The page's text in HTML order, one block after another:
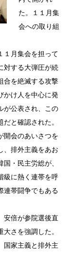
た。１１月集
会への取り組
１月集会を担って
対する大弾圧が続
合を絶滅する攻撃
かけ人を中心に発
が公表され、この
と確認された。
開会のあいさつを
、排外主義をあお
・民主労総が、
級に熱く連帯を呼
連帯闘争でもある
安倍が参院選後直
さを強調した。
国家主義と排外主